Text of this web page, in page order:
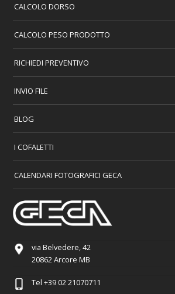
CALCOLO DORSO
CALCOLO PESO PRODOTTO
RICHIEDI PREVENTIVO
INVIO FILE
BLOG
I COFALETTI
CALENDARI FOTOGRAFICI GECA
via Belvedere, 42
20862 Arcore MB
Tel +39 02 21070711